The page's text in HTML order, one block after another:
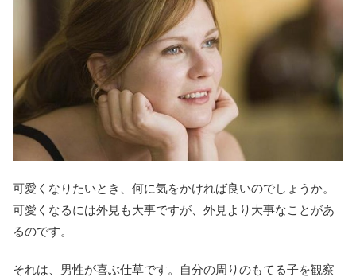
可愛くなりたいとき、何に気をかければ良いのでしょうか。
可愛くなるには外見も大事ですが、外見より大事なことがあ
るのです。
それは、男性が喜ぶ仕草です。自分の周りのもてる子を観察